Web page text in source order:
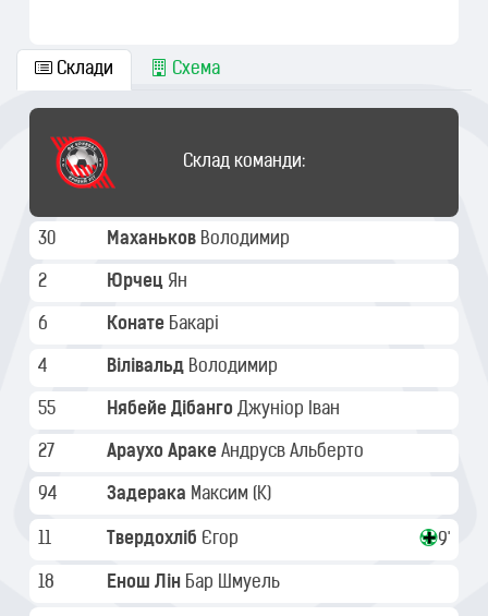
Склади Схема
Склад команди:
30 Маханьков Володимир
2 Юрчец Ян
6 Конате Бакарі
4 Вілівальд Володимир
55 Нябейе Дібанго Джуніор Іван
27 Араухо Араке Андрусв Альберто
94 Задерака Максим (K)
11 Твердохліб Єгор 9'
18 Енош Лін Бар Шмуель